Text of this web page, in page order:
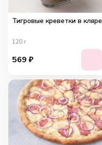
Тигровые креветки в кляре
120 г
569 ₽